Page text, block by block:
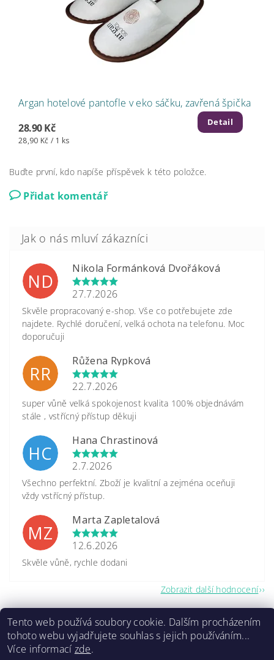
Argan hotelové pantofle v eko sáčku, zavřená špička
28.90 Kč
28,90 Kč / 1 ks
Detail
Buďte první, kdo napíše příspěvek k této položce.
Přidat komentář
ND
Nikola Formánková Dvořáková
27.7.2026
Skvěle propracovaný e-shop. Vše co potřebujete zde
najdete. Rychlé doručení, velká ochota na telefonu. Moc
doporučuji
RR
Růžena Rypková
22.7.2026
super vůně velká spokojenost kvalita 100% objednávám
stále , vstřícný přístup děkuji
HC
Hana Chrastinová
2.7.2026
Všechno perfektní. Zboží je kvalitní a zejména oceňuji
vždy vstřícný přístup.
MZ
Marta Zapletalová
12.6.2026
Skvěle vůně, rychle dodani
Zobrazit další hodnocení
Tento web používá soubory cookie. Dalším procházením
tohoto webu vyjadřujete souhlas s jejich používáním...
Více informací zde.